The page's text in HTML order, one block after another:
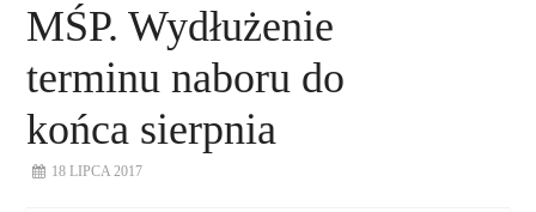
MŚP. Wydłużenie
terminu naboru do
końca sierpnia
18 LIPCA 2017